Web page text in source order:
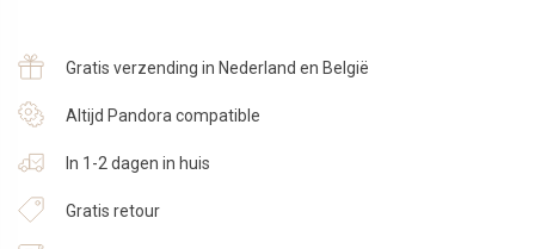
Gratis verzending in Nederland en België
Altijd Pandora compatible
In 1-2 dagen in huis
Gratis retour